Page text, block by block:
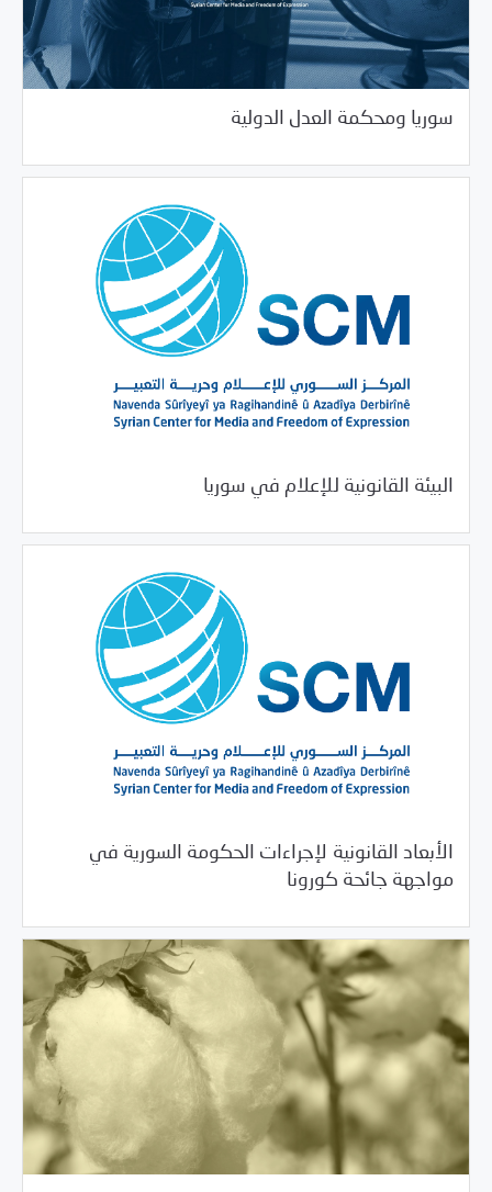
سوريا ومحكمة العدل الدولية
البيئة القانونية للإعلام في سوريا
الأبعاد القانونية لإجراءات الحكومة السورية في
مواجهة جائحة كورونا
09/02/2020 دراسات المركز